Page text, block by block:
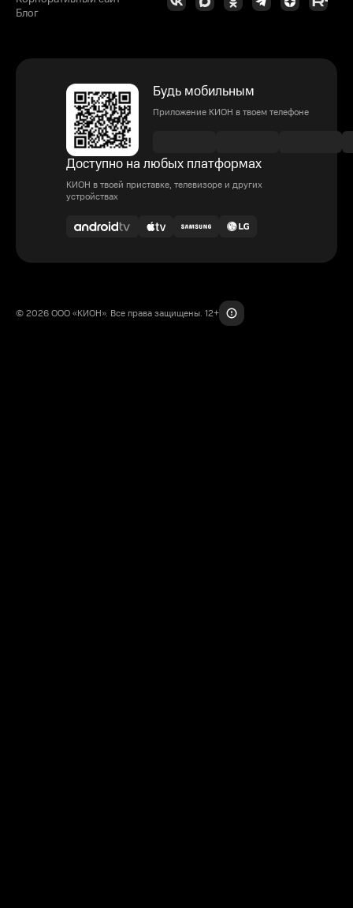
Блог
Будь мобильным
Приложение КИОН в твоем телефоне
Доступно на любых платформах
КИОН в твоей приставке, телевизоре и других
устройствах
© 2026 ООО «КИОН». Все права защищены. 12+